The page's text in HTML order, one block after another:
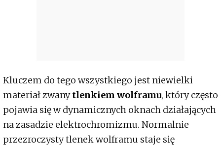
Kluczem do tego wszystkiego jest niewielki
materiał zwanytlenkiem wolframu, który często
pojawia się w dynamicznych oknach działających
na zasadzie elektrochromizmu. Normalnie
przezroczysty tlenek wolframu staje się